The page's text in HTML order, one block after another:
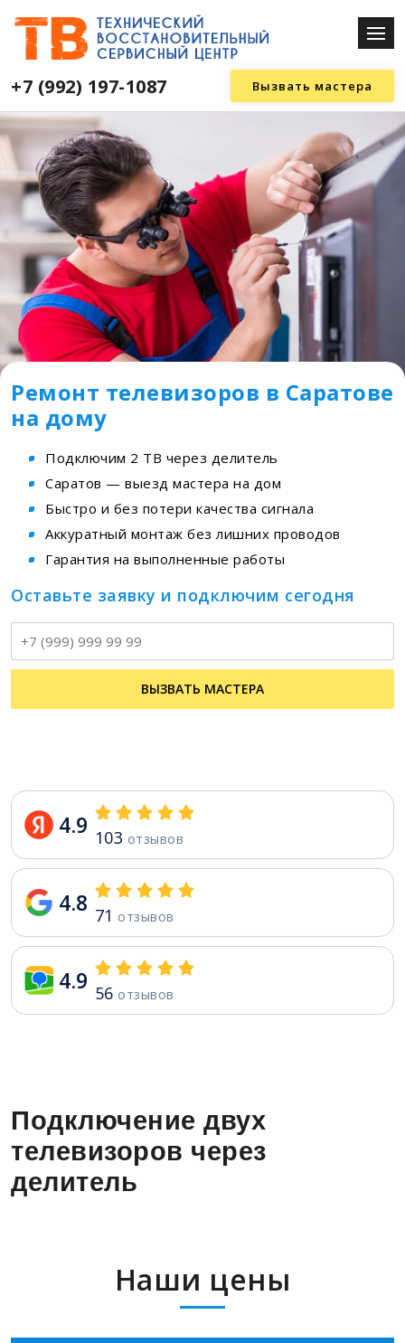
+7 (992) 197-1087 Вызвать мастера
Ремонт телевизоров в Саратове
на дому
Подключим 2 ТВ через делитель
Саратов — выезд мастера на дом
Быстро и без потери качества сигнала
Аккуратный монтаж без лишних проводов
Гарантия на выполненные работы
Оставьте заявку и подключим сегодня
ВЫЗВАТЬ МАСТЕРА
4.9 103 отзывов
4.8 71 отзывов
4.9 56 отзывов
Подключение двух
телевизоров через
делитель
Наши цены